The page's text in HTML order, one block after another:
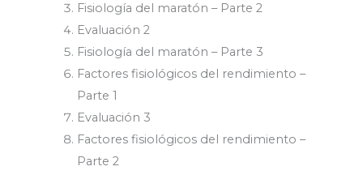
Fisiología del maratón – Parte 2
Evaluación 2
Fisiología del maratón – Parte 3
Factores fisiológicos del rendimiento –
Parte 1
Evaluación 3
Factores fisiológicos del rendimiento –
Parte 2